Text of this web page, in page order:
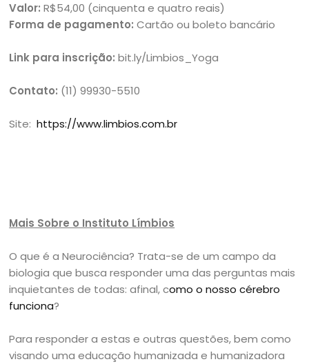
Valor: R$54,00 (cinquenta e quatro reais)
Forma de pagamento:Cartão ou boleto bancário
Link para inscrição:bit.ly/Limbios_Yoga
Contato: (11) 99930-5510
Site:https://www.limbios.com.br
Mais Sobre o Instituto Límbios
O que é a Neurociência? Trata-se de um campo da
biologia que busca responder uma das perguntas mais
inquietantes de todas: afinal, como o nosso cérebro
funciona?
Para responder a estas e outras questões, bem como
visando uma educação humanizada e humanizadora